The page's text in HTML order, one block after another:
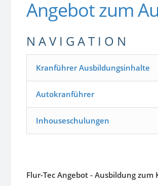
Angebot zum
N A V I G A T I O N
Kranführer Ausbildungsinhalte
Autokranführer
Inhouseschulungen
Flur-Tec Angebot - Ausbildung